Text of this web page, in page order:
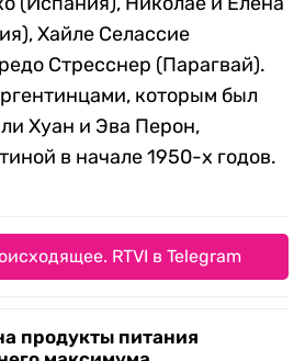
Хайле Селассие
Стресснер (Парагвай).
которым был
Хуан и Эва Перон,
в начале 1950-х годов.
RTVI в Telegram
продукты питания